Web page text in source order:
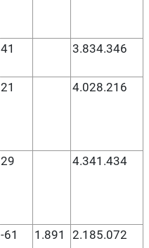
41 3.834.346
21 4.028.216
29 4.341.434
-61 1.891 2.185.072